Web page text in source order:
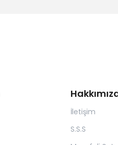
İletişim
S.S.S